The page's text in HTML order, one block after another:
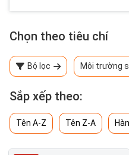
Chọn theo tiêu chí
Bộ lọc Môi trường
Sắp xếp theo:
Tên A-Z Tên Z-A